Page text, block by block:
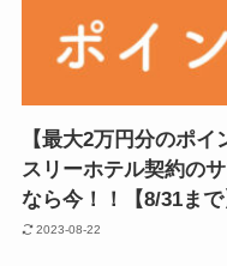
【最大2万円分のポ
スリーホテル契約の
なら今！！【8/31まで
2023-08-22